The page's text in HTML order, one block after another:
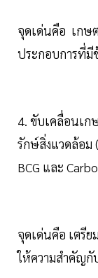
จุดเด่นคือ เกษ
ประกอบการที่มี
4. ขับเคลื่อนเก
รักษ์สิ่งแวดล้อม
BCG และ
จุดเด่นคือ เตรี
ให้ความสำคัญกั